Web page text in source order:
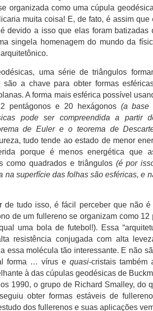
organizada como uma cúpula
muita coisa! E, de fato, é assim que
devido a isso que elas foram
singela homenagem do mundo da
uma série de triângulos
são a chave para obter formas
A forma mais esférica possível
pentágonos e 20 hexágonos (a base
pode ser compreendida a partir
de Euler e o teorema de
tudo tende ao estado de menor
porque é menos energética que
como quadrados e triângulos (é por
na superfície das folhas são esféricas, e
de tudo isso, é fácil perceber que não
de um fullereno se organizam como 12
uma bola de futebol!). Essa
resistência conjugada com alta
essa molécula tão interessante. E não
forma … vírus e quasi-cristais também
à das cúpulas geodésicas de
1990, o grupo de Richard Smalley, do
obter formas estáveis de
dos fullerenos e suas aplicações